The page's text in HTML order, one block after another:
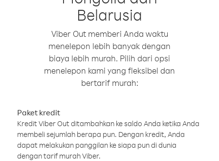
Belarusia
Viber Out memberi Anda waktu
menelepon lebih banyak dengan
biaya lebih murah. Pilih dari opsi
menelepon kami yang fleksibel dan
bertarif murah:
Paket kredit
Kredit Viber Out ditambahkan ke saldo Anda ketika Anda
membeli sejumlah berapa pun. Dengan kredit, Anda
dapat melakukan panggilan ke siapa pun di dunia
dengan tarif murah Viber.